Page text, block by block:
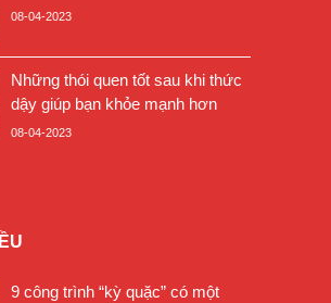
08-04-2023
Những thói quen tốt sau khi thức
dậy giúp bạn khỏe mạnh hơn
08-04-2023
9 công trình “kỳ quặc” có một